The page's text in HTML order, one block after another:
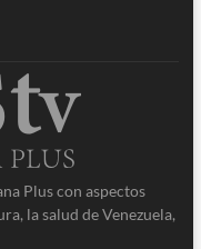
Plus con aspectos
la salud de Venezuela,